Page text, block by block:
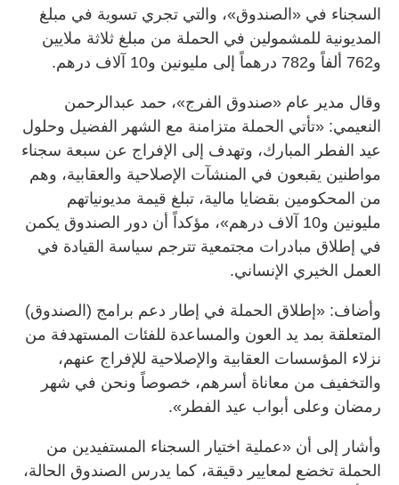
السجناء في «الصندوق»، والتي تجري تسوية في مبلغ
المديونية للمشمولين في الحملة من مبلغ ثلاثة ملايين
و762 ألفاً و782 درهماً إلى مليونين و10 آلاف درهم.
وقال مدير عام «صندوق الفرج»، حمد عبدالرحمن
النعيمي: «تأتي الحملة متزامنة مع الشهر الفضيل وحلول
عيد الفطر المبارك، وتهدف إلى الإفراج عن سبعة سجناء
مواطنين يقبعون في المنشآت الإصلاحية والعقابية، وهم
من المحكومين بقضايا مالية، تبلغ قيمة مديونياتهم
مليونين و10 آلاف درهم»، مؤكداً أن دور الصندوق يكمن
في إطلاق مبادرات مجتمعية تترجم سياسة القيادة في
العمل الخيري الإنساني.
وأضاف: «إطلاق الحملة في إطار دعم برامج (الصندوق)
المتعلقة بمد يد العون والمساعدة للفئات المستهدفة من
نزلاء المؤسسات العقابية والإصلاحية للإفراج عنهم،
والتخفيف من معاناة أسرهم، خصوصاً ونحن في شهر
رمضان وعلى أبواب عيد الفطر».
وأشار إلى أن «عملية اختيار السجناء المستفيدين من
الحملة تخضع لمعايير دقيقة، كما يدرس الصندوق الحالة،